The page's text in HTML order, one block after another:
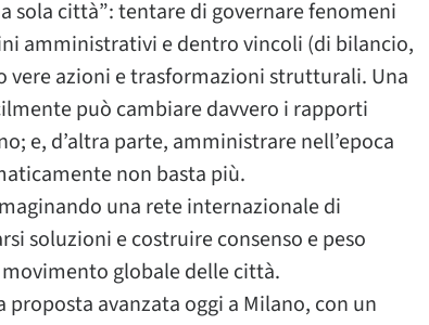
sola città”: tentare di governare fenomeni
amministrativi e dentro vincoli (di bilancio,
azioni e trasformazioni strutturali. Una
può cambiare davvero i rapporti
e, d’altra parte, amministrare nell’epoca
non basta più.
una rete internazionale di
soluzioni e costruire consenso e peso
globale delle città.
avanzata oggi a Milano, con un